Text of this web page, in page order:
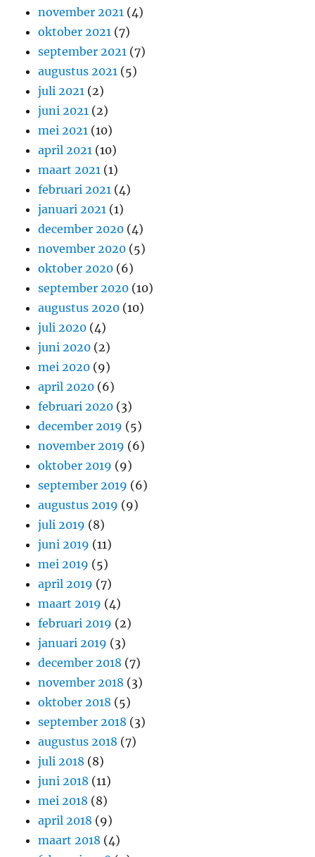
november 2021 (4)
oktober 2021 (7)
september 2021 (7)
augustus 2021 (5)
juli 2021 (2)
juni 2021 (2)
mei 2021 (10)
april 2021 (10)
maart 2021 (1)
februari 2021 (4)
januari 2021 (1)
december 2020 (4)
november 2020 (5)
oktober 2020 (6)
september 2020 (10)
augustus 2020 (10)
juli 2020 (4)
juni 2020 (2)
mei 2020 (9)
april 2020 (6)
februari 2020 (3)
december 2019 (5)
november 2019 (6)
oktober 2019 (9)
september 2019 (6)
augustus 2019 (9)
juli 2019 (8)
juni 2019 (11)
mei 2019 (5)
april 2019 (7)
maart 2019 (4)
februari 2019 (2)
januari 2019 (3)
december 2018 (7)
november 2018 (3)
oktober 2018 (5)
september 2018 (3)
augustus 2018 (7)
juli 2018 (8)
juni 2018 (11)
mei 2018 (8)
april 2018 (9)
maart 2018 (4)